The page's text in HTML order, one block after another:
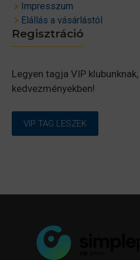
Impresszum
Elállás a vásárlástól
Regisztráció
Legyen tagja VIP
kedvezményekben!
VIP TAG LESZEK